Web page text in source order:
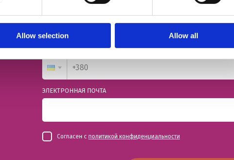
Allow selection Allow all
НОМЕР ТЕЛЕФОНА
ЭЛЕКТРОННАЯ ПОЧТА
Согласен с политикой конфиденциальности